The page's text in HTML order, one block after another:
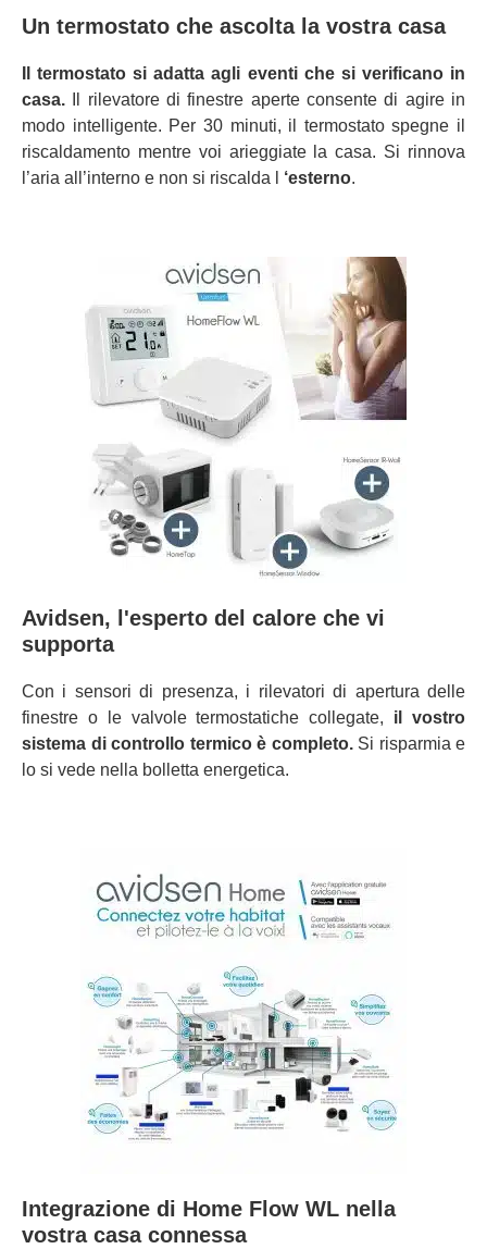
Un termostato che ascolta la vostra casa
Il termostato si adatta agli eventi che si verificano in
casa. Il rilevatore di finestre aperte consente di agire in
modo intelligente. Per 30 minuti, il termostato spegne il
riscaldamento mentre voi arieggiate la casa. Si rinnova
l’aria all’interno e non si riscalda l
‘esterno.
Avidsen, l'esperto del calore che vi
supporta
Con i sensori di presenza, i rilevatori di apertura delle
finestre o le valvole termostatiche collegate, il vostro
sistema di controllo termico è completo.Si risparmia e
lo si vede nella bolletta energetica.
Integrazione di Home Flow WL nella
vostra casa connessa